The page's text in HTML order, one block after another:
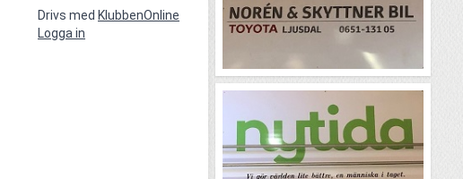
Drivs med KlubbenOnline
Logga in